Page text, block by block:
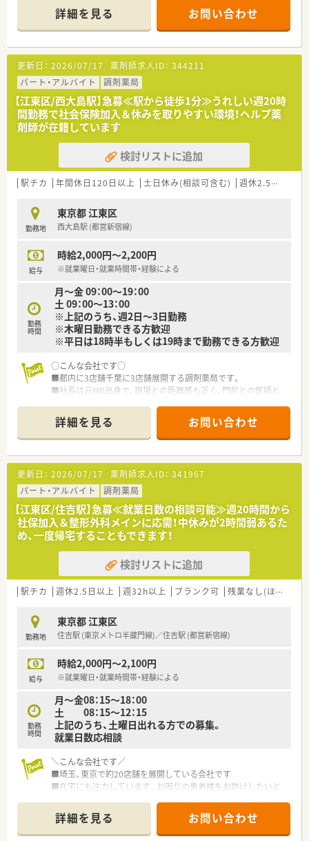
の町の薬局として親しまれています。
■買い物割引制度あり。お時給以外にも金銭的なメリットあり
です♪
■ひとりひとりの個性を伸ばす会社です
部門別採用(OTC・調剤)、本部登用制度などスタッフのやる気を
最大限に引き出し、患者様、お客様に貢献します。
詳細を見る お問い合わせ
更新日： 2026/07/17 薬剤師求人ID： 344211
パート・アルバイト
調剤薬局
【江東区/西大島駅】急募≪駅から徒歩1分≫うれしい週20時
間勤務で社会保険加入＆休みを取りやすい環境！ヘルプ薬
剤師が在籍しています
検討リストに追加
駅チカ 年間休日120日以上 土日休み(相談可含む) 週休2.5日以上
勤務地
東京都 江東区
西大島駅 (都営新宿線)
給与
時給2,000円～2,200円
※就業曜日・就業時間帯・経験による
勤務
時間
月～金 09：00～19：00
土 09：00～13：00
※上記のうち、週2日～3日勤務
※木曜日勤務できる方歓迎
※平日は18時半もしくは19時まで勤務できる方歓迎
○こんな会社です○
■都内に3店舗千葉に3店舗展開する調剤薬局です。
■社長は元MR出身で、現場との距離感も近く、門前との医師と
■週40時間より少ない時間で予めシフトをくみ残業が少なくな
るように工夫されている会社です。
■本部にラウンダー薬剤師を置いているため、休みの取りやすい
環境を整えております。
■週20時間以上で社会保険に加入することができます。
■門前のドクターとは、定期的に連絡を取り合ったりするなど、
関係性は良好のため、勤務しやすい環境があります。
■残業もほとんどなく、時間通り退勤ができよう配慮されており
ます。
■1日の一人当たり対応枚数を、20枚程度になるよう人員体制を
敷いているため、従業員の業務負担を配慮している会社です
■産育休、時短制度については、法定通り取得できます。
■薬学生や新卒もお受入れ実績のある会社のため、入社してから
の研修や教育については充実しております。
■薬剤師は常勤5名（管理50代女性2名、30代女性、20代女性)パ
ート：3名(30代後半～40代)在籍しており、事務は常勤2名・非常
勤1名 常時2～3名体制となっております。
膚科がメインです(内科3割、耳鼻科3～4割、他面対応)
■最寄駅から徒歩1分のため、通勤の負担少なめです
をつけて勤務することができます
詳細を見る お問い合わせ
更新日： 2026/07/17 薬剤師求人ID： 341967
パート・アルバイト
調剤薬局
【江東区/住吉駅】急募≪就業日数の相談可能≫週20時間から
社保加入＆整形外科メインに応需！中休みが2時間弱あるた
め、一度帰宅することもできます！
検討リストに追加
駅チカ 週休2.5日以上 週32h以上 ブランク可 残業なし(ほぼなし含む)
勤務地
東京都 江東区
住吉駅 (東京メトロ半蔵門線)／住吉駅 (都営新宿線)
給与
時給2,000円～2,100円
※就業曜日・就業時間帯・経験による
勤務
時間
月～金08：15～18：00
土 08：15～12：15
上記のうち、土曜日出れる方での募集。
就業日数応相談
＼こんな会社です／
■埼玉、東京で約20店舗を展開している会社です
■在宅にも注力しています。お困りの患者様をお助けしたいと
■本社機能は、以前は社長が全て一人で管理していましたが、こ
こ数年で確立し15名程度で運営しています。
人事担当がヘルプやシフトの調整をしておりますので、お休みな
詳細を見る お問い合わせ